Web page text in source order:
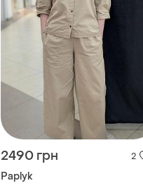
2490 грн 2
Paplyk